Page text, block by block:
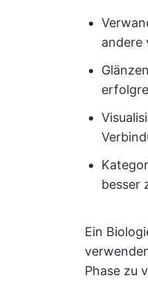
andere
besser
Ein
Phase zu